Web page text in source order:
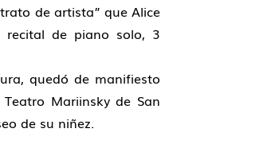
de artista” que Alice
recital de piano solo, 3
quedó de manifiesto
Mariinsky de San
de su niñez.